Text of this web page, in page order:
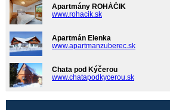
Apartmány ROHÁČIK
www.rohacik.sk
Apartmán Elenka
www.apartmanzuberec.sk
Chata pod Kýčerou
www.chatapodkycerou.sk